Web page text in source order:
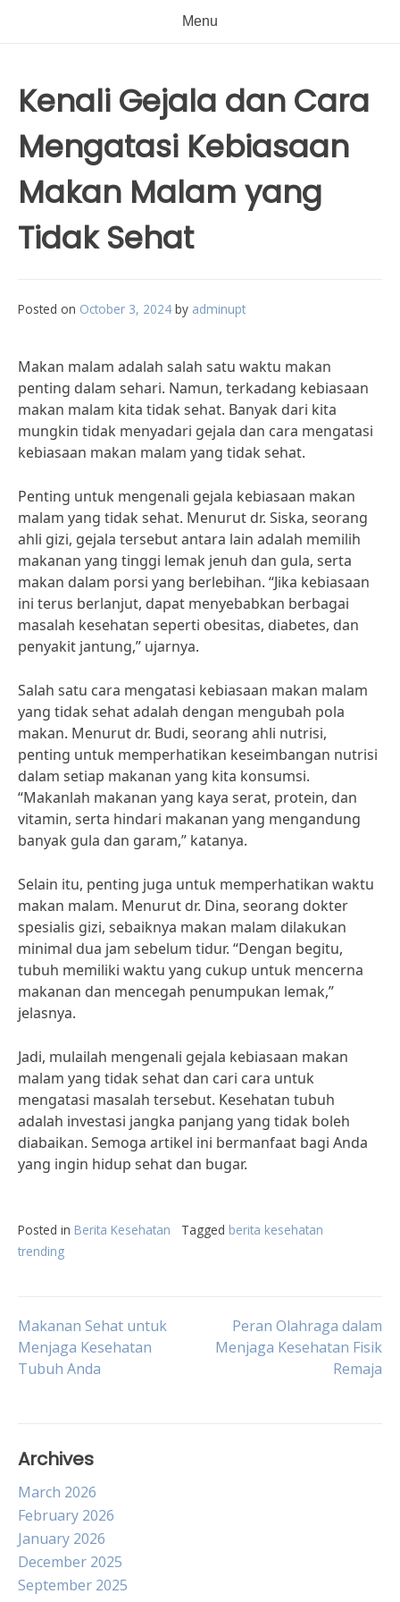
Menu
Kenali Gejala dan Cara
Mengatasi Kebiasaan
Makan Malam yang
Tidak Sehat
Posted on October 3, 2024 by adminupt
Makan malam adalah salah satu waktu makan
penting dalam sehari. Namun, terkadang kebiasaan
makan malam kita tidak sehat. Banyak dari kita
mungkin tidak menyadari gejala dan cara mengatasi
kebiasaan makan malam yang tidak sehat.
Penting untuk mengenali gejala kebiasaan makan
malam yang tidak sehat. Menurut dr. Siska, seorang
ahli gizi, gejala tersebut antara lain adalah memilih
makanan yang tinggi lemak jenuh dan gula, serta
makan dalam porsi yang berlebihan. “Jika kebiasaan
ini terus berlanjut, dapat menyebabkan berbagai
masalah kesehatan seperti obesitas, diabetes, dan
penyakit jantung,” ujarnya.
Salah satu cara mengatasi kebiasaan makan malam
yang tidak sehat adalah dengan mengubah pola
makan. Menurut dr. Budi, seorang ahli nutrisi,
penting untuk memperhatikan keseimbangan nutrisi
dalam setiap makanan yang kita konsumsi.
“Makanlah makanan yang kaya serat, protein, dan
vitamin, serta hindari makanan yang mengandung
banyak gula dan garam,” katanya.
Selain itu, penting juga untuk memperhatikan waktu
makan malam. Menurut dr. Dina, seorang dokter
spesialis gizi, sebaiknya makan malam dilakukan
minimal dua jam sebelum tidur. “Dengan begitu,
tubuh memiliki waktu yang cukup untuk mencerna
makanan dan mencegah penumpukan lemak,”
jelasnya.
Jadi, mulailah mengenali gejala kebiasaan makan
malam yang tidak sehat dan cari cara untuk
mengatasi masalah tersebut. Kesehatan tubuh
adalah investasi jangka panjang yang tidak boleh
diabaikan. Semoga artikel ini bermanfaat bagi Anda
yang ingin hidup sehat dan bugar.
Posted in Berita Kesehatan Tagged berita kesehatan
trending
Post
navigation
Makanan Sehat untuk
Menjaga Kesehatan
Tubuh Anda
Peran Olahraga dalam
Menjaga Kesehatan Fisik
Remaja
Archives
March 2026
February 2026
January 2026
December 2025
September 2025